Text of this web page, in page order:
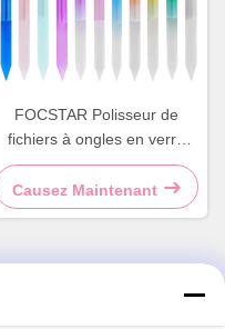
FOCSTAR Polisseur de
fichiers à ongles en verre
cristallin stylo de manucure
transparent cylindre coloré
Causez Maintenant